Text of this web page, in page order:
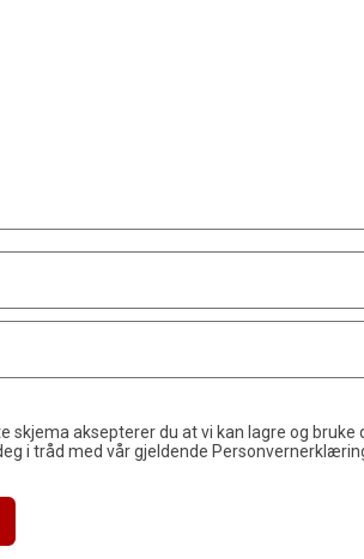
skjema aksepterer du at vi kan lagre og
i tråd med vår gjeldende